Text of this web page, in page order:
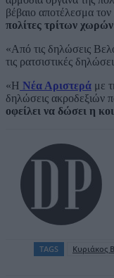
βέβαιο αποτέλεσμα
πολίτες τρίτων
«Από τις δηλώσεις
τις ρατσιστικές
«Η Νέα Αριστερά με
δηλώσεις ακροδεξιών
οφείλει να δώσει η
TAGS Κυριάκος